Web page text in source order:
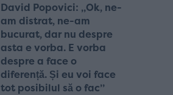
David Popovici: „Ok, ne-
am distrat, ne-am
bucurat, dar nu despre
asta e vorba. E vorba
despre a face o
diferență. Și eu voi face
tot posibilul să o fac”